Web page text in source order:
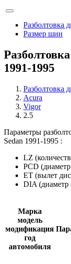
Разболтовка
Размер шин
1991-1995
Разболтовка
Acura
Vigor
2.5
Параметры
Sedan 1991-1995 :
LZ
PCD
ET (вылет
DIA (диаметр
Марка
модель
модификация
год
автомобиля